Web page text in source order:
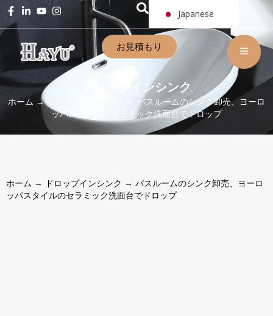
Japanese
お見積もり
ドロップインシンク
ホーム →
→ バスルームのシンク卸売、ヨーロ
ッパスタイルのセラミック洗面台でドロップ
ホーム → ドロップインシンク → バスルームのシンク卸売、ヨーロ
ッパスタイルのセラミック洗面台でドロップ